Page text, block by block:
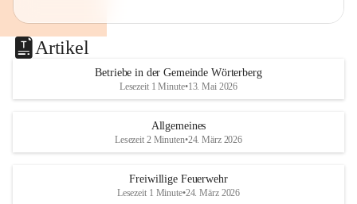
Artikel
Betriebe in der Gemeinde Wörterberg
Lesezeit 1 Minute•13. Mai 2026
Allgemeines
Lesezeit 2 Minuten•24. März 2026
Freiwillige Feuerwehr
Lesezeit 1 Minute•24. März 2026